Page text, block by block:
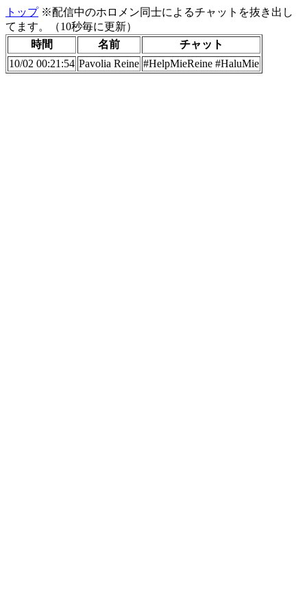
トップ※配信中のホロメン同士によるチャットを抜き出し
てます。（10秒毎に更新）
時間
名前
チャット
10/02 00:21:54 Pavolia Reine #HelpMieReine #HaluMie